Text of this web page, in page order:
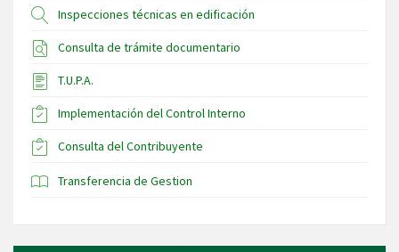
Inspecciones técnicas en edificación
Consulta de trámite documentario
T.U.P.A.
Implementación del Control Interno
Consulta del Contribuyente
Transferencia de Gestion